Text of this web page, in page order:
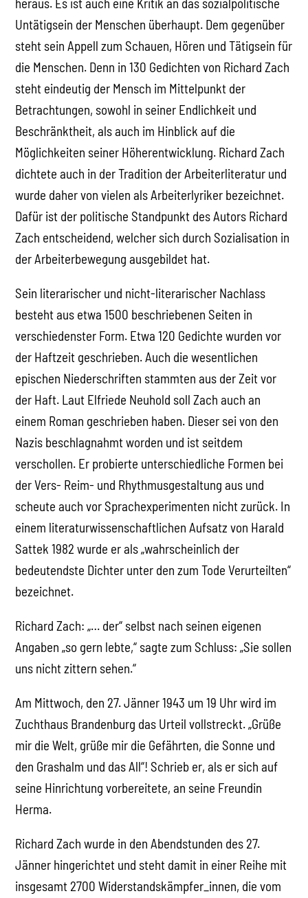
Untätigsein der Menschen überhaupt. Dem gegenüber
steht sein Appell zum Schauen, Hören und Tätigsein für
die Menschen. Denn in 130 Gedichten von Richard Zach
steht eindeutig der Mensch im Mittelpunkt der
Betrachtungen, sowohl in seiner Endlichkeit und
Beschränktheit, als auch im Hinblick auf die
Möglichkeiten seiner Höherentwicklung. Richard Zach
dichtete auch in der Tradition der Arbeiterliteratur und
wurde daher von vielen als Arbeiterlyriker bezeichnet.
Dafür ist der politische Standpunkt des Autors Richard
Zach entscheidend, welcher sich durch Sozialisation in
der Arbeiterbewegung ausgebildet hat.
Sein literarischer und nicht-literarischer Nachlass
besteht aus etwa 1500 beschriebenen Seiten in
verschiedenster Form. Etwa 120 Gedichte wurden vor
der Haftzeit geschrieben. Auch die wesentlichen
epischen Niederschriften stammten aus der Zeit vor
der Haft. Laut Elfriede Neuhold soll Zach auch an
einem Roman geschrieben haben. Dieser sei von den
Nazis beschlagnahmt worden und ist seitdem
verschollen. Er probierte unterschiedliche Formen bei
der Vers- Reim- und Rhythmusgestaltung aus und
scheute auch vor Sprachexperimenten nicht zurück. In
einem literaturwissenschaftlichen Aufsatz von Harald
Sattek 1982 wurde er als „wahrscheinlich der
bedeutendste Dichter unter den zum Tode Verurteilten“
bezeichnet.
Richard Zach: „… der“ selbst nach seinen eigenen
Angaben „so gern lebte,“ sagte zum Schluss: „Sie sollen
uns nicht zittern sehen.“
Am Mittwoch, den 27. Jänner 1943 um 19 Uhr wird im
Zuchthaus Brandenburg das Urteil vollstreckt. „Grüße
mir die Welt, grüße mir die Gefährten, die Sonne und
den Grashalm und das All“! Schrieb er, als er sich auf
seine Hinrichtung vorbereitete, an seine Freundin
Herma.
Richard Zach wurde in den Abendstunden des 27.
Jänner hingerichtet und steht damit in einer Reihe mit
insgesamt 2700 Widerstandskämpfer_innen, die vom